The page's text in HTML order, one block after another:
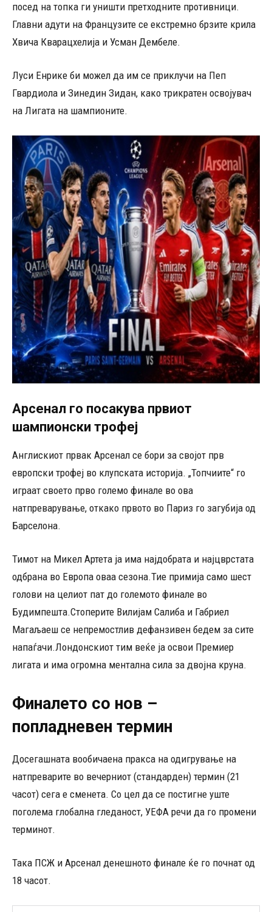
посед на топка ги уништи претходните противници.
Главни адути на Французите се екстремно брзите крила
Хвича Кварацхелија и Усман Дембеле.
Луси Енрике би можел да им се приклучи на Пеп
Гвардиола и Зинедин Зидан, како трикратен освојувач
на Лигата на шампионите.
Арсенал го посакува првиот
шампионски трофеј
Англискиот првак Арсенал се бори за својот прв
европски трофеј во клупската историја. „Топчиите“ го
играат своето прво големо финале во ова
натпреварување, откако првото во Париз го загубија од
Барселона.
Тимот на Микел Артета ја има најдобрата и најцврстата
одбрана во Европа оваа сезона.Тие примија само шест
голови на целиот пат до големото финале во
Будимпешта.Стоперите Вилијам Салиба и Габриел
Магаљаеш се непремостлив дефанзивен бедем за сите
напаѓачи.Лондонскиот тим веќе ја освои Премиер
лигата и има огромна ментална сила за двојна круна.
Финалето со нов –
попладневен термин
Досегашната вообичаена пракса на одигрување на
натпреварите во вечерниот (стандарден) термин (21
часот) сега е сменета. Со цел да се постигне уште
поголема глобална гледаност, УЕФА речи да го промени
терминот.
Така ПСЖ и Арсенал денешното финале ќе го почнат од
18 часот.